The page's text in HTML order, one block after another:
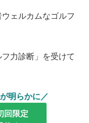
ェルカムなゴルフ
力診断」を受けて
明らかに／
回限定